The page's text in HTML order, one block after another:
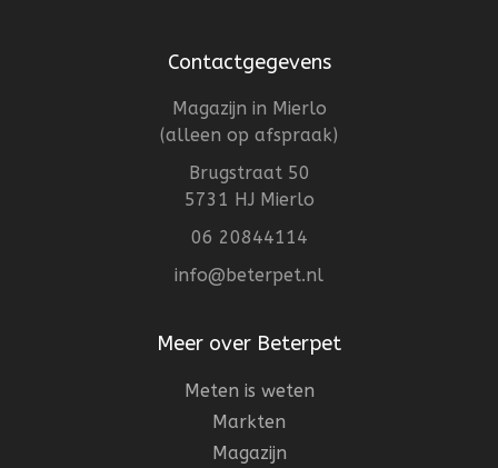
Contactgegevens
Magazijn in Mierlo
(alleen op afspraak)
Brugstraat 50
5731 HJ Mierlo
06 20844114
info@beterpet.nl
Meer over Beterpet
Meten is weten
Markten
Magazijn